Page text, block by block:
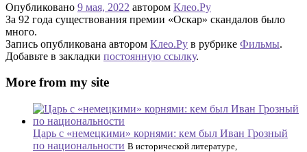
Опубликовано 9 мая, 2022 автором Клео.Ру
За 92 года существования премии «Оскар» скандалов было
много.
Запись опубликована автором Клео.Ру в рубрике Фильмы.
Добавьте в закладки постоянную ссылку.
More from my site
Царь с «немецкими» корнями: кем был Иван Грозный
по национальности В исторической литературе,